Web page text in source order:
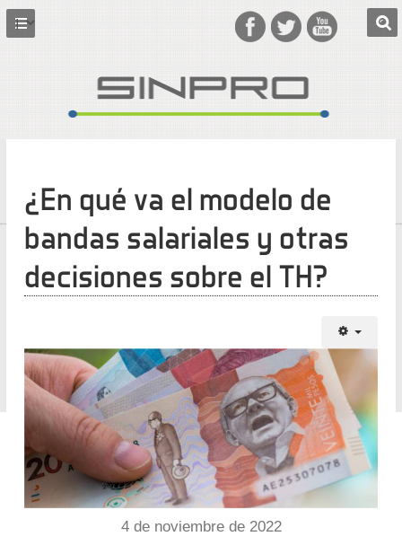
¿En qué va el modelo de
bandas salariales y otras
decisiones sobre el TH?
4 de noviembre de 2022